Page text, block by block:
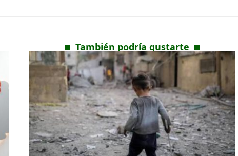
También podría gustarte